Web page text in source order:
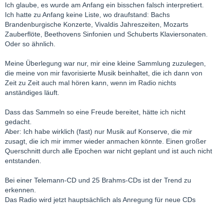
Ich glaube, es wurde am Anfang ein bisschen falsch interpretiert.
Ich hatte zu Anfang keine Liste, wo draufstand: Bachs
Brandenburgische Konzerte, Vivaldis Jahreszeiten, Mozarts
Zauberflöte, Beethovens Sinfonien und Schuberts Klaviersonaten.
Oder so ähnlich.
Meine Überlegung war nur, mir eine kleine Sammlung zuzulegen,
die meine von mir favorisierte Musik beinhaltet, die ich dann von
Zeit zu Zeit auch mal hören kann, wenn im Radio nichts
anständiges läuft.
Dass das Sammeln so eine Freude bereitet, hätte ich nicht
gedacht.
Aber: Ich habe wirklich (fast) nur Musik auf Konserve, die mir
zusagt, die ich mir immer wieder anmachen könnte. Einen großer
Querschnitt durch alle Epochen war nicht geplant und ist auch nicht
entstanden.
Bei einer Telemann-CD und 25 Brahms-CDs ist der Trend zu
erkennen.
Das Radio wird jetzt hauptsächlich als Anregung für neue CDs